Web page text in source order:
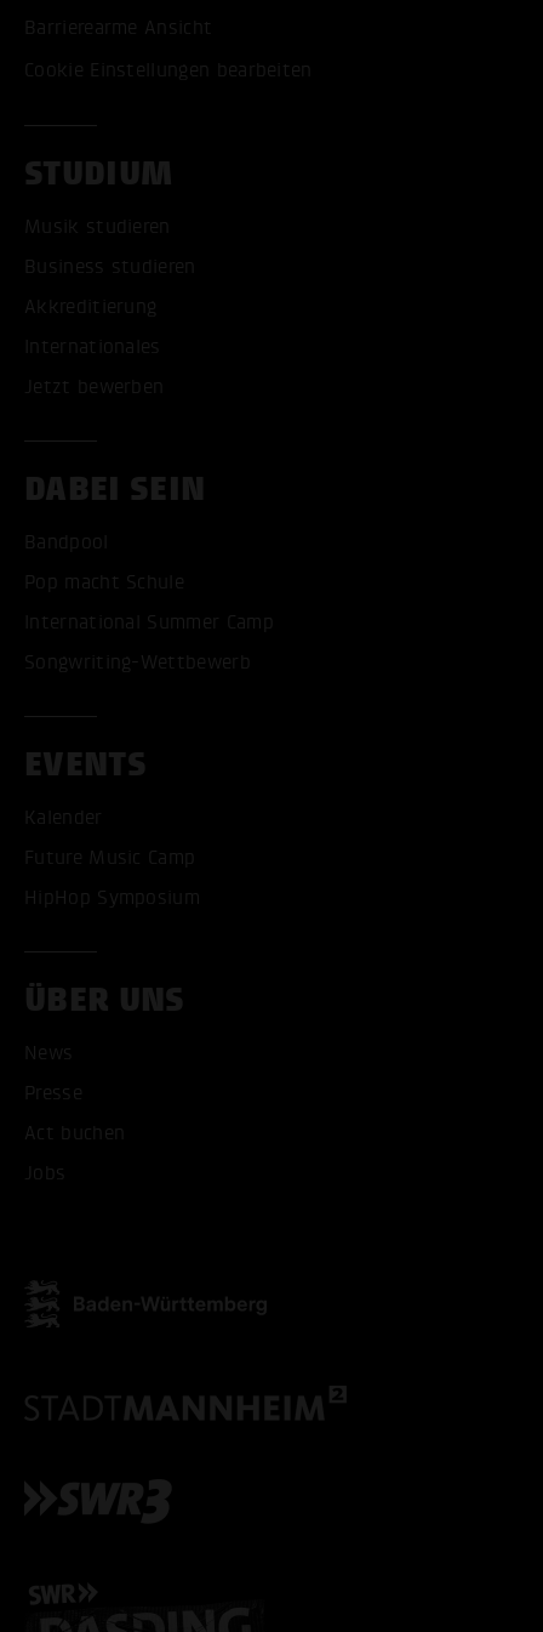
Barrierearme Ansicht
Cookie Einstellungen bearbeiten
STUDIUM
Musik studieren
Business studieren
Akkreditierung
Internationales
Jetzt bewerben
DABEI SEIN
Bandpool
Pop macht Schule
International Summer Camp
Songwriting-Wettbewerb
EVENTS
Kalender
Future Music Camp
HipHop Symposium
ÜBER UNS
News
Presse
Act buchen
Jobs